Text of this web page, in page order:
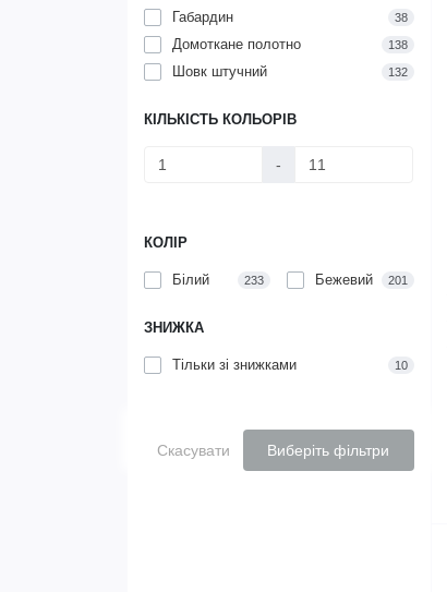
Габардин 38
Домоткане полотно 138
Шовк штучний 132
КІЛЬКІСТЬ КОЛЬОРІВ
-
КОЛІР
Білий 233 Бежевий 201
ЗНИЖКА
Тільки зі знижками 10
Скасувати Виберіть фільтри